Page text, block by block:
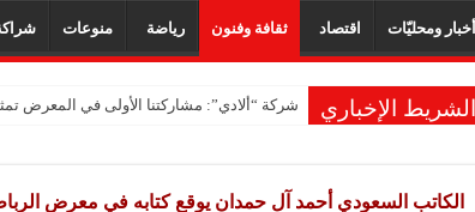
أخبار ومحليّات اقتصاد ثقافة وفنون رياضة منوعات
الشريط الإخباري شركة “ألادي”: مشاركتنا الأولى في المعرض
مشروع “رونق مهنا”: المعارض فرصة لتعريف
الكاتب السعودي أحمد آل حمدان يوقع كتابه في معرض